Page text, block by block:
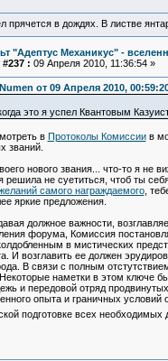
прячется в дождях. В листве
"Адептус Механикус" -
: 09 Апреля 2010, 11:36:54 »
от 09 Апреля 2010,
это я успел Квантовым
в Протоколы Комиссиив
званий.
нового звания... что-то я не
решила не суетиться, чтоб ты
самого награждаемого,
яркие предложения.
должное важности,
форума, Комиссия
в мистических
И возглавить ее должен
В связи с полным
наметки в этом ключе
и передовой отряд
опыта и граничных
подготовке всех